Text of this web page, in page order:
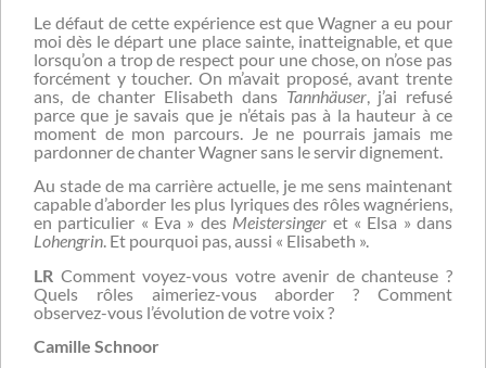
Le défaut de cette expérience est que Wagner a eu pour
moi dès le départ une place sainte, inatteignable, et que
lorsqu’on a trop de respect pour une chose, on n’ose pas
forcément y toucher. On m’avait proposé, avant trente
ans, de chanter Elisabeth dans Tannhäuser, j’ai refusé
parce que je savais que je n’étais pas à la hauteur à ce
moment de mon parcours. Je ne pourrais jamais me
pardonner de chanter Wagner sans le servir dignement.
Au stade de ma carrière actuelle, je me sens maintenant
capable d’aborder les plus lyriques des rôles wagnériens,
en particulier « Eva » des Meistersinger et « Elsa » dans
Lohengrin. Et pourquoi pas, aussi « Elisabeth ».
LR Comment voyez-vous votre avenir de chanteuse ?
Quels rôles aimeriez-vous aborder ? Comment
observez-vous l’évolution de votre voix ?
Camille Schnoor